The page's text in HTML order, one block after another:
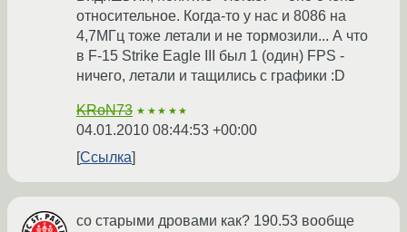
относительное. Когда-то у нас и 8086 на
4,7МГц тоже летали и не тормозили... А что
в F-15 Strike Eagle III был 1 (один) FPS -
ничего, летали и тащились с графики :D
KRoN73 ★★★★★
04.01.2010 08:44:53 +00:00
Ссылка
со старыми дровами как? 190.53 вообще